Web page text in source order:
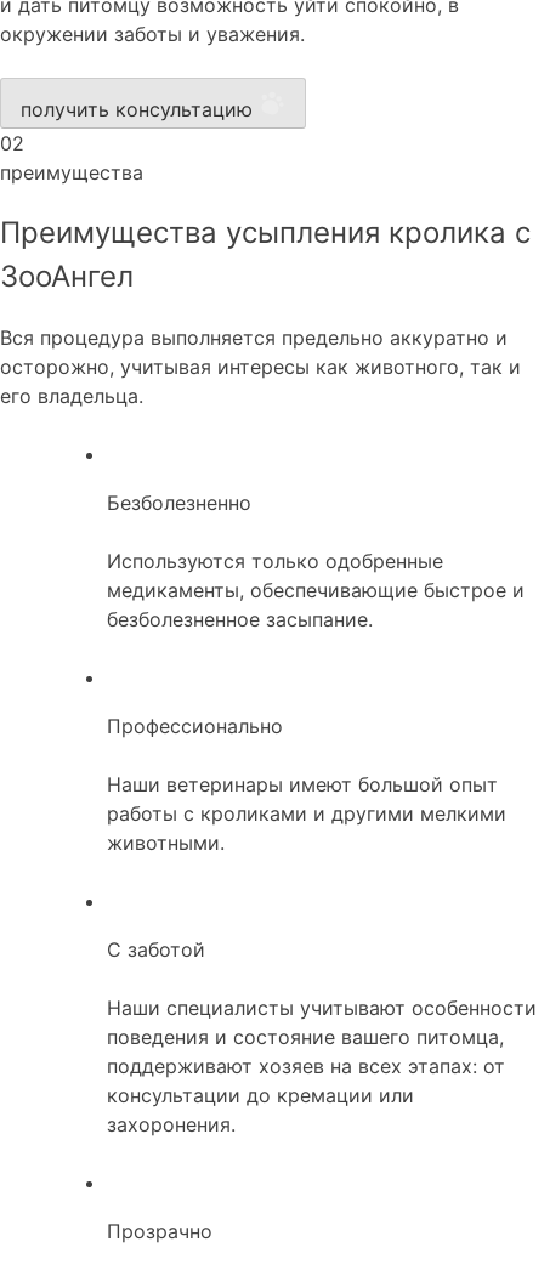
окружении заботы и уважения.
получить консультацию
02
преимущества
Преимущества усыпления кролика с
ЗооАнгел
Вся процедура выполняется предельно аккуратно и
осторожно, учитывая интересы как животного, так и
его владельца.
Безболезненно
Используются только одобренные
медикаменты, обеспечивающие быстрое и
безболезненное засыпание.
Профессионально
Наши ветеринары имеют большой опыт
работы с кроликами и другими мелкими
животными.
С заботой
Наши специалисты учитывают особенности
поведения и состояние вашего питомца,
поддерживают хозяев на всех этапах: от
консультации до кремации или
захоронения.
Прозрачно